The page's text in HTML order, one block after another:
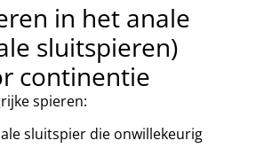
in het anale
sluitspieren)
continentie
spieren:
sluitspier die onwillekeurig